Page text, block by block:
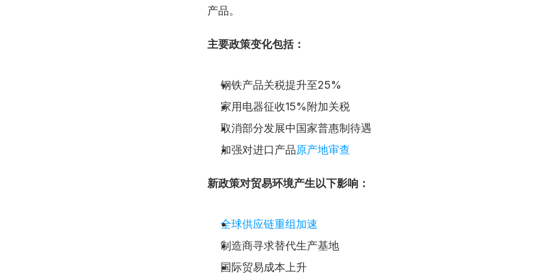
产品。
主要政策变化包括：
钢铁产品关税提升至25%
家用电器征收15%附加关税
取消部分发展中国家普惠制待遇
加强对进口产品原产地审查
新政策对贸易环境产生以下影响：
全球供应链重组加速
制造商寻求替代生产基地
国际贸易成本上升